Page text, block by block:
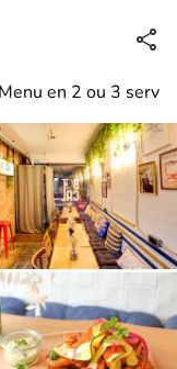
Bereikbaar tot 23:00 uur
Menu en 2 ou 3